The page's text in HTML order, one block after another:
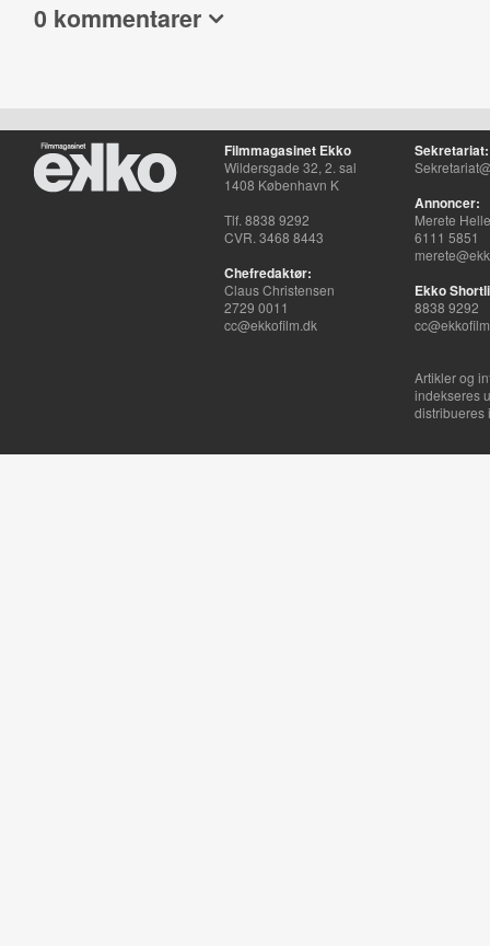
0 kommentarer
Filmmagasinet Ekko
Wildersgade 32, 2. sal
1408 København K
Tlf. 8838 9292
CVR. 3468 8443
Chefredaktør:
Claus Christensen
2729 0011
cc@ekkofilm.dk
Sekretariat:
Annoncer:
Merete
6111 5851
Ekko
8838 9292
Artikler og
indekseres
distribueres